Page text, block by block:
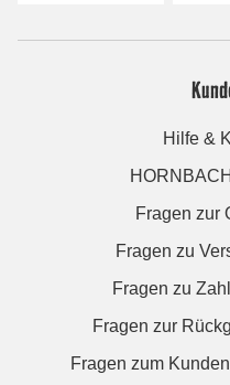
Hilfe &
Fragen zur
Fragen zu
Fragen zu
Fragen zur
Fragen zum